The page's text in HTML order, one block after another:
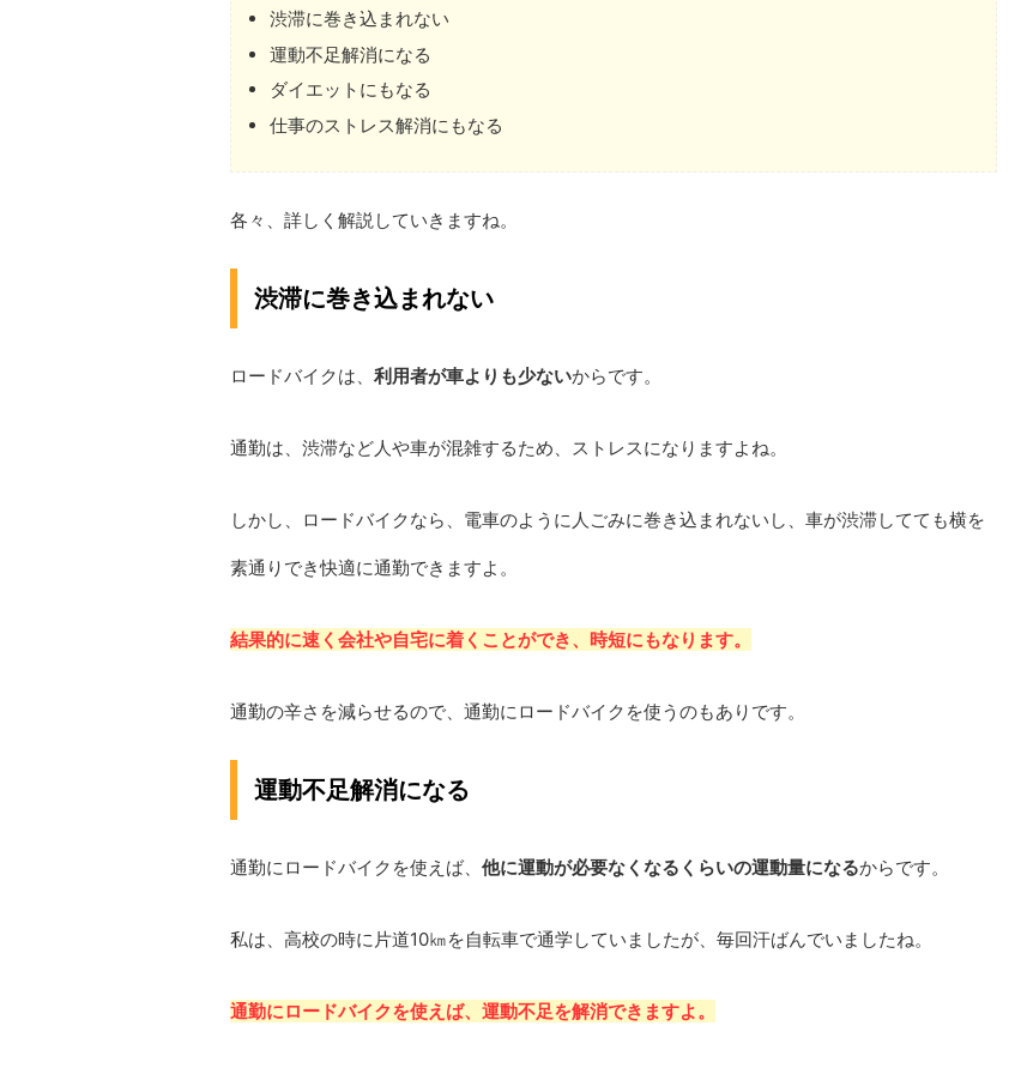
渋滞に巻き込まれない
運動不足解消になる
ダイエットにもなる
仕事のストレス解消にもなる
各々、詳しく解説していきますね。
渋滞に巻き込まれない
ロードバイクは、 利用者が車よりも少ないからです。
通勤は、渋滞など人や車が混雑するため、ストレスになりますよね。
しかし、ロードバイクなら、電車のように人ごみに巻き込まれないし、車が渋滞してても横を
素通りでき快適に通勤できますよ。
結果的に速く会社や自宅に着くことができ、時短にもなります。
通勤の辛さを減らせるので、通勤にロードバイクを使うのもありです。
運動不足解消になる
通勤にロードバイクを使えば、 他に運動が必要なくなるくらいの運動量になるからです。
私は、高校の時に片道10㎞を自転車で通学していましたが、毎回汗ばんでいましたね。
通勤にロードバイクを使えば、運動不足を解消できますよ。